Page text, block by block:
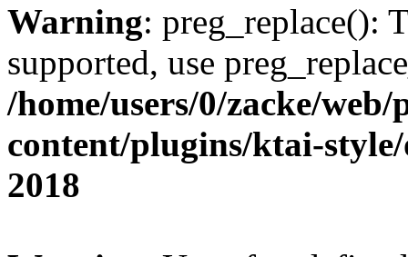
Warning: preg_replace():
supported, use
/home/users/0/zacke/
content/plugins/ktai-
2018